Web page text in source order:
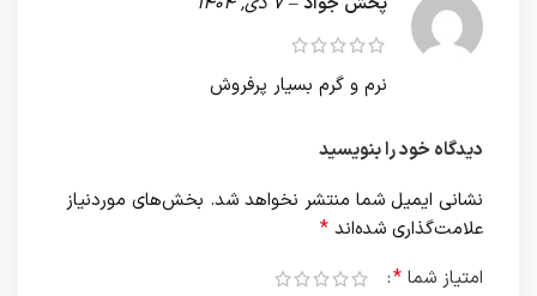
نرم و گرم بسیار پرفروش
دیدگاه خود را بنویسید
نشانی ایمیل شما منتشر نخواهد شد. بخش‌های موردنیاز
علامت‌گذاری شده‌اند *
امتیاز شما *